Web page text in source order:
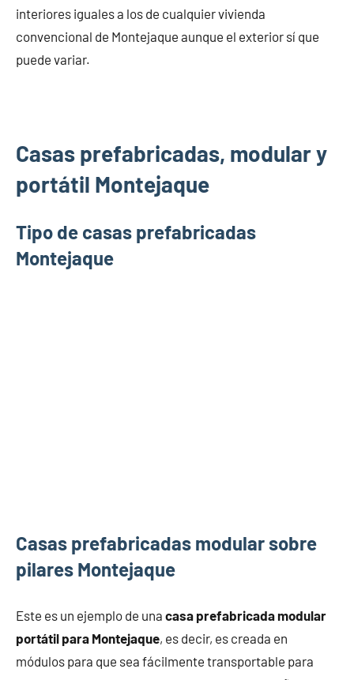
interiores iguales a los de cualquier vivienda
convencional de Montejaque aunque el exterior sí que
puede variar.
Casas prefabricadas, modular y
portátil Montejaque
Tipo de casas prefabricadas
Montejaque
Casas prefabricadas modular sobre
pilares Montejaque
Este es un ejemplo de una casa prefabricada modular
portátil para Montejaque, es decir, es creada en
módulos para que sea fácilmente transportable para